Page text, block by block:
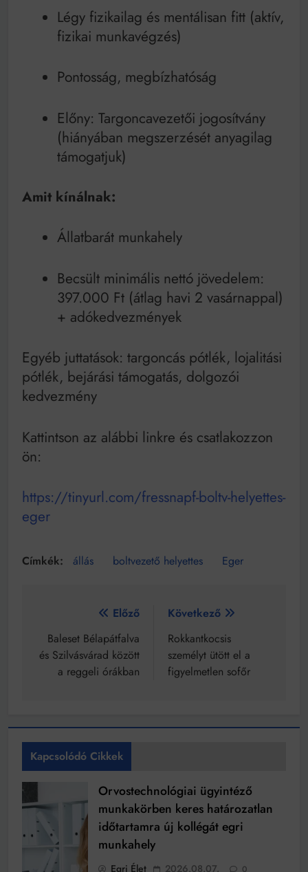
Légy fizikailag és mentálisan fitt (aktív,
fizikai munkavégzés)
Pontosság, megbízhatóság
Előny: Targoncavezetői jogosítvány
(hiányában megszerzését anyagilag
támogatjuk)
Amit kínálnak:
Állatbarát munkahely
Becsült minimális nettó jövedelem:
397.000 Ft (átlag havi 2 vasárnappal)
+ adókedvezmények
Egyéb juttatások: targoncás pótlék, lojalitási
pótlék, bejárási támogatás, dolgozói
kedvezmény
Kattintson az alábbi linkre és csatlakozzon
ön:
https://tinyurl.com/fressnapf-boltv-helyettes-
eger
állás boltvezető helyettes Eger
Bejegyzés
navigáció
Előző
Baleset Bélapátfalva
és Szilvásvárad között
a reggeli órákban
Következő
Rokkantkocsis
személyt ütött el a
figyelmetlen sofőr
Kapcsolódó Cikkek
Orvostechnológiai ügyintéző
munkakörben keres határozatlan
időtartamra új kollégát egri
munkahely
Egri Élet 2026.08.07. 0